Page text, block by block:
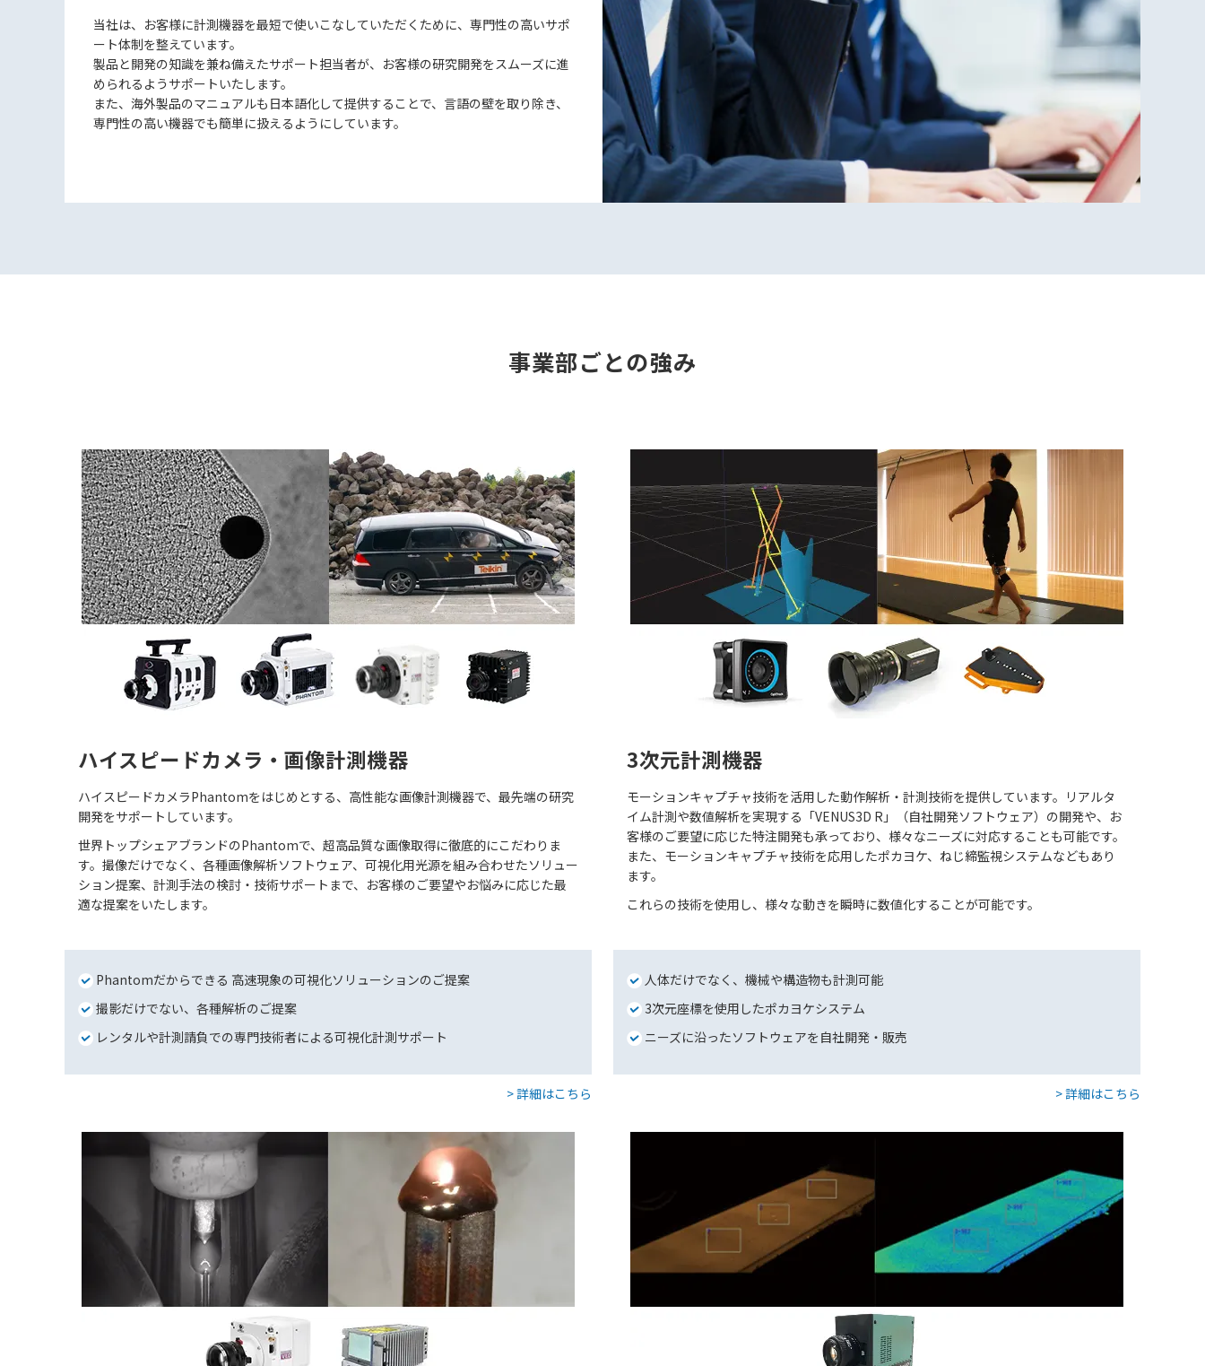
当社は、お客様に計測機器を最短で使いこなしていただくために、専門性の高いサポ
ート体制を整えています。
製品と開発の知識を兼ね備えたサポート担当者が、お客様の研究開発をスムーズに進
められるようサポートいたします。
また、海外製品のマニュアルも日本語化して提供することで、言語の壁を取り除き、
専門性の高い機器でも簡単に扱えるようにしています。
事業部ごとの強み
ハイスピードカメラ・画像計測機器
ハイスピードカメラPhantomをはじめとする、高性能な画像計測機器で、最先端の研究
開発をサポートしています。
世界トップシェアブランドのPhantomで、超高品質な画像取得に徹底的にこだわりま
す。撮像だけでなく、各種画像解析ソフトウェア、可視化用光源を組み合わせたソリュー
ション提案、計測手法の検討・技術サポートまで、お客様のご要望やお悩みに応じた最
適な提案をいたします。
Phantomだからできる 高速現象の可視化ソリューションのご提案
撮影だけでない、各種解析のご提案
レンタルや計測請負での専門技術者による可視化計測サポート
> 詳細はこちら
3次元計測機器
モーションキャプチャ技術を活用した動作解析・計測技術を提供しています。リアルタ
イム計測や数値解析を実現する「VENUS3D R」（自社開発ソフトウェア）の開発や、お
客様のご要望に応じた特注開発も承っており、様々なニーズに対応することも可能です。
また、モーションキャプチャ技術を応用したポカヨケ、ねじ締監視システムなどもあり
ます。
これらの技術を使用し、様々な動きを瞬時に数値化することが可能です。
人体だけでなく、機械や構造物も計測可能
3次元座標を使用したポカヨケシステム
ニーズに沿ったソフトウェアを自社開発・販売
> 詳細はこちら